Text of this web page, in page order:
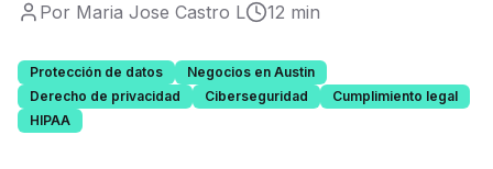
Por Maria Jose Castro L
12 min
Protección de datos
Negocios en Austin
Derecho de privacidad
Ciberseguridad
Cumplimiento legal
HIPAA